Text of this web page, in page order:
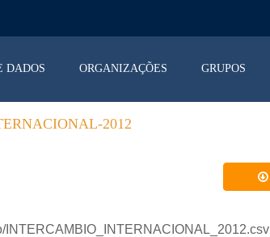
DADOS ORGANIZAÇÕES GRUPOS
2012
INTERCAMBIO_INTERNACIONAL_2012.csv